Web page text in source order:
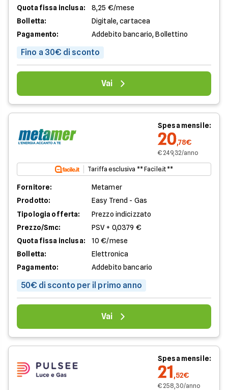
Quota fissa inclusa:
8,25 €/mese
Bolletta:
Digitale, cartacea
Pagamento:
Addebito bancario, Bollettino
Fino a 30€ di sconto
Vai
Spesa mensile:
20,78€
€ 249,32/anno
Tariffa esclusiva ** Facile.it **
Fornitore:
Metamer
Prodotto:
Easy Trend - Gas
Tipologia offerta:
Prezzo indicizzato
Prezzo/Smc:
PSV + 0,0379 €
Quota fissa inclusa:
10 €/mese
Bolletta:
Elettronica
Pagamento:
Addebito bancario
50€ di sconto per il primo anno
Vai
Spesa mensile:
21,52€
€ 258,30/anno